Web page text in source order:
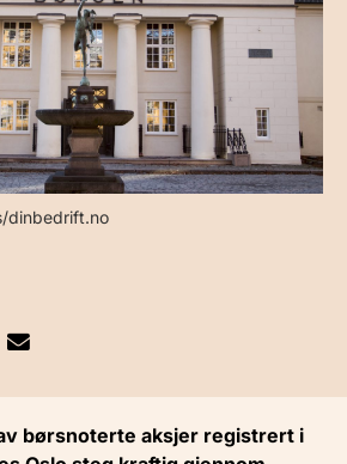
dinbedrift.no
børsnoterte aksjer registrert i